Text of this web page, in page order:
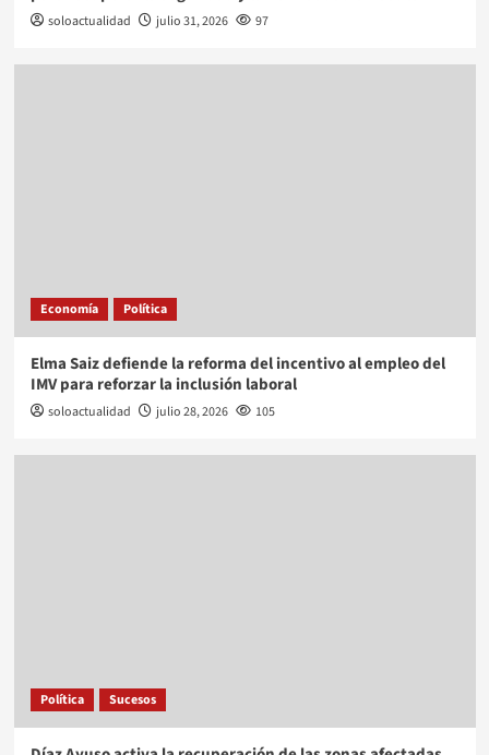
soloactualidad julio 31, 2026 97
Economía Política
Elma Saiz defiende la reforma del incentivo al empleo del
IMV para reforzar la inclusión laboral
soloactualidad julio 28, 2026 105
Política Sucesos